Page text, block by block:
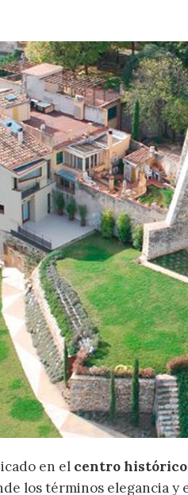
en el centro histórico
los términos elegancia y